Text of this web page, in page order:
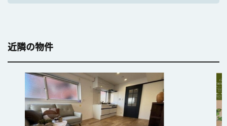
近隣の物件